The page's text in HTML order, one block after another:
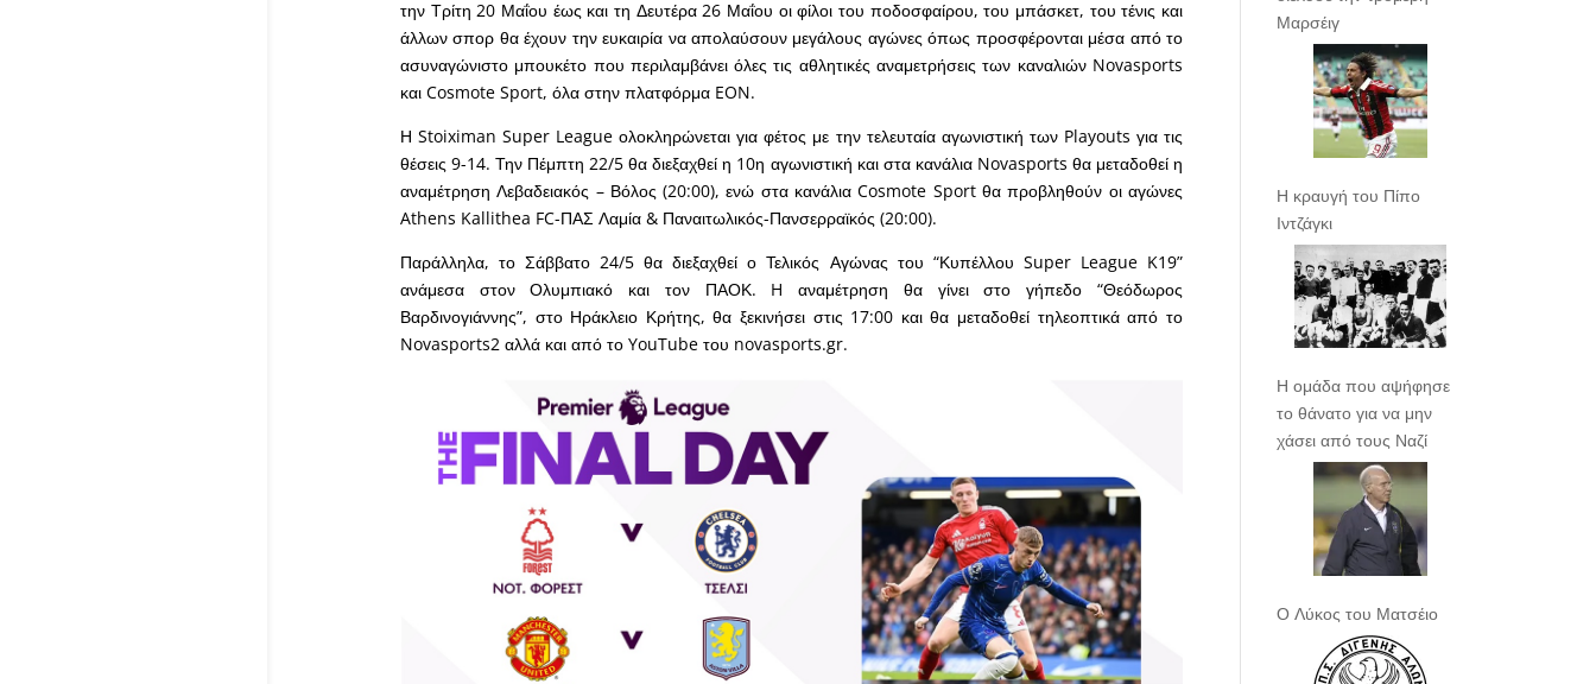
την Τρίτη 20 Μαΐου έως και τη Δευτέρα 26 Μαΐου οι φίλοι του ποδοσφαίρου, του μπάσκετ, του τένις και
άλλων σπορ θα έχουν την ευκαιρία να απολαύσουν μεγάλους αγώνες όπως προσφέρονται μέσα από το
ασυναγώνιστο μπουκέτο που περιλαμβάνει όλες τις αθλητικές αναμετρήσεις των καναλιών Novasports
και Cosmote Sport, όλα στην πλατφόρμα EON.
Η Stoiximan Super League ολοκληρώνεται για φέτος με την τελευταία αγωνιστική των Playouts για τις
θέσεις 9-14. Την Πέμπτη 22/5 θα διεξαχθεί η 10η αγωνιστική και στα κανάλια Novasports θα μεταδοθεί η
αναμέτρηση Λεβαδειακός – Βόλος (20:00), ενώ στα κανάλια Cosmote Sport θα προβληθούν οι αγώνες
Athens Kallithea FC-ΠΑΣ Λαμία & Παναιτωλικός-Πανσερραϊκός (20:00).
Παράλληλα, το Σάββατο 24/5 θα διεξαχθεί ο Τελικός Αγώνας του “Κυπέλλου Super League K19”
ανάμεσα στον Ολυμπιακό και τον ΠΑΟΚ. H αναμέτρηση θα γίνει στο γήπεδο “Θεόδωρος
Βαρδινογιάννης”, στο Ηράκλειο Κρήτης, θα ξεκινήσει στις 17:00 και θα μεταδοθεί τηλεοπτικά από το
Novasports2 αλλά και από το YouTube του novasports.gr.
Μαρσέιγ
Η κραυγή του Πίπο
Ιντζάγκι
Η ομάδα που αψήφησε
το θάνατο για να μην
χάσει από τους Ναζί
Ο Λύκος του Ματσέιο